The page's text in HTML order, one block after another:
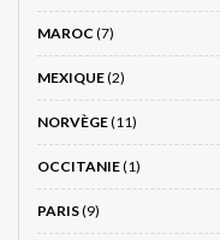
MAROC (7)
MEXIQUE(2)
NORVÈGE(11)
OCCITANIE(1)
PARIS(9)